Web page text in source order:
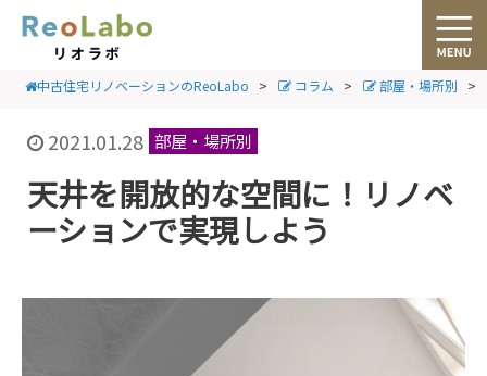
中古住宅リノベーションのReoLabo > コラム > 部屋・場所別 >
2021.01.28 部屋・場所別
天井を開放的な空間に！リノベ
ーションで実現しよう